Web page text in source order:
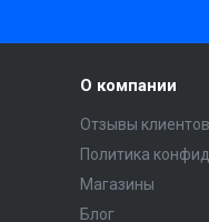
О компании
Отзывы клиентов
Политика
Магазины
Блог